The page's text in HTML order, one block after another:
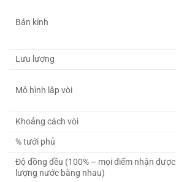
Bán kính
Lưu lượng
Mô hình lắp vòi
Khoảng cách vòi
% tưới phủ
Độ đồng đều (100% – mọi điểm nhận được
lượng nước bằng nhau)